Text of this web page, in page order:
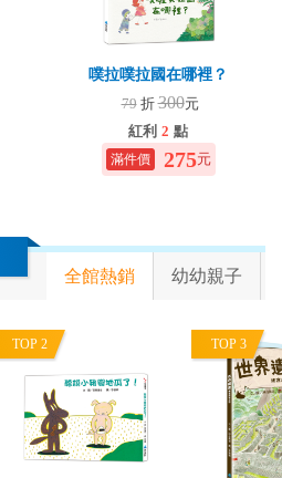
噗拉噗拉國在哪裡？
79 折300元
紅利 2 點
275元
全館熱銷 幼幼親子
TOP 2 TOP 3